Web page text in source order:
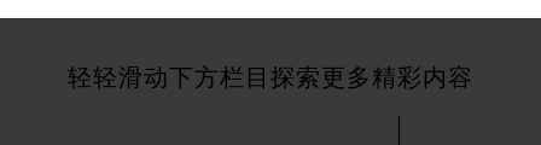
轻轻滑动下方栏目探索更多精彩内容